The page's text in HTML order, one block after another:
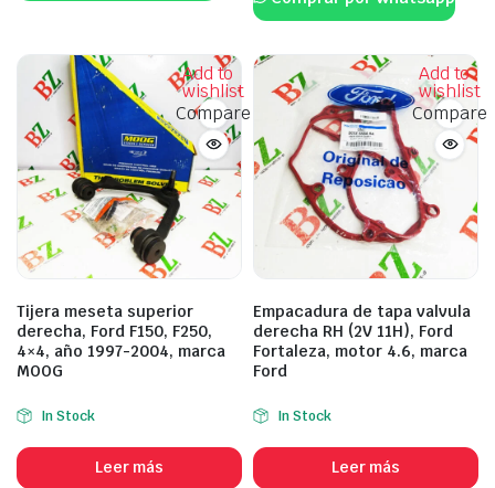
Add to
wishlist
Compare
Tijera meseta superior
derecha, Ford F150, F250,
4×4, año 1997-2004, marca
MOOG
In Stock
Leer más
Add to
wishlist
Compare
Empacadura de tapa valvula
derecha RH (2V 11H), Ford
Fortaleza, motor 4.6, marca
Ford
In Stock
Leer más